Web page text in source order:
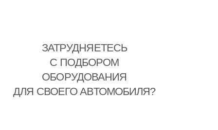
ЗАТРУДНЯЕТЕСЬ
С ПОДБОРОМ
ОБОРУДОВАНИЯ
ДЛЯ СВОЕГО АВТОМОБИЛЯ?